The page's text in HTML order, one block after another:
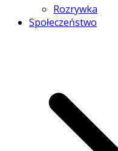
Rozrywka
Społeczeństwo